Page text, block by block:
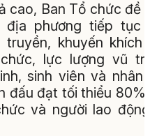
cao, Ban Tổ chức đề
phương tiếp tục
khuyến khích
lực lượng vũ
sinh viên và nhân
đấu đạt tối thiểu 80%
và người lao